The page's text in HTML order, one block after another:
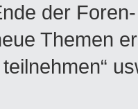
der
Themen